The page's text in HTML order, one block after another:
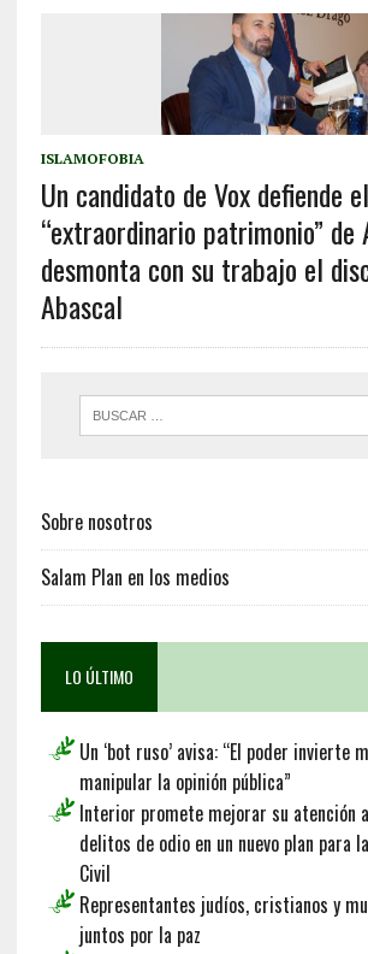
ISLAMOFOBIA
Un candidato de Vox defiende el
“extraordinario patrimonio” de
desmonta con su trabajo el
Abascal
Sobre nosotros
Salam Plan en los medios
LO ÚLTIMO
Un ‘bot ruso’ avisa: “El poder invierte
manipular la opinión pública”
Interior promete mejorar su atención
delitos de odio en un nuevo plan para
Civil
Representantes judíos, cristianos y
juntos por la paz